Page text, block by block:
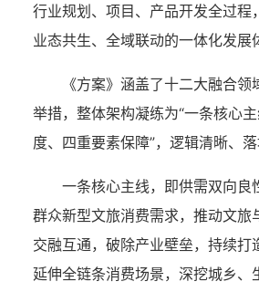
行业规划、项目、产品开发全过程
业态共生、全域联动的一体化发展
《方案》涵盖了十二大融合
举措，整体架构凝练为“一条核心
度、四重要素保障”，逻辑清晰、落
一条核心主线，即供需双向良
群众新型文旅消费需求，推动文旅
交融互通，破除产业壁垒，持续打
延伸全链条消费场景，深挖城乡、